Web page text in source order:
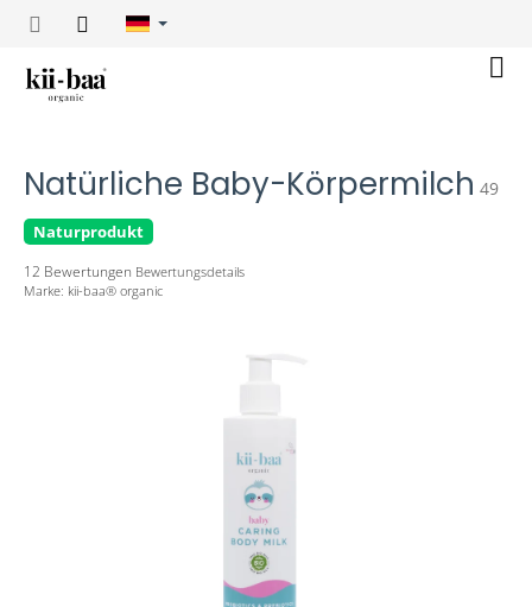
Inhalt
Natürliche Baby-Körpermilch 49
Naturprodukt
Die
durchschnittliche
12 Bewertungen Bewertungsdetails
Marke: kii-baa® organic